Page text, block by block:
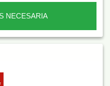
NECESARIA